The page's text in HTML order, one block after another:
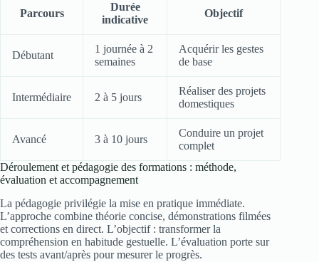
Parcours
Durée
indicative
Objectif
Débutant
1 journée à 2
semaines
Acquérir les gestes
de base
Intermédiaire 2 à 5 jours
Réaliser des projets
domestiques
Avancé 3 à 10 jours
Conduire un projet
complet
Déroulement et pédagogie des formations : méthode,
évaluation et accompagnement
La pédagogie privilégie la mise en pratique immédiate.
L’approche combine théorie concise, démonstrations filmées
et corrections en direct. L’objectif : transformer la
compréhension en habitude gestuelle. L’évaluation porte sur
des tests avant/après pour mesurer le progrès.